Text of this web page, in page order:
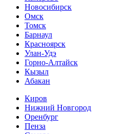
Новосибирск
Омск
Томск
Барнаул
Красноярск
Улан-Удэ
Горно-Алтайск
Кызыл
Абакан
Киров
Нижний Новгород
Оренбург
Пенза